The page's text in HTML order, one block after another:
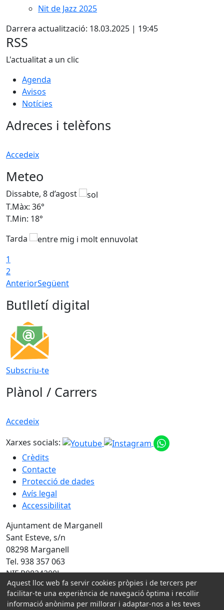
Nit de Jazz 2025
Darrera actualització: 18.03.2025 | 19:45
RSS
L'actualitat a un clic
Agenda
Avisos
Notícies
Adreces i telèfons
Accedeix
Meteo
Dissabte, 8 d’agost
T.Màx: 36°
T.Min: 18°
Tarda
1
2
AnteriorSegüent
Butlletí digital
Subscriu-te
Plànol / Carrers
Accedeix
Xarxes socials:
Crèdits
Contacte
Protecció de dades
Avís legal
Accessibilitat
Ajuntament de Marganell
Sant Esteve, s/n
08298 Marganell
Tel. 938 357 063
NIF P0824200J
Amb la col·laboració de:
Aquest lloc web fa servir cookies pròpies i de tercers per
facilitar-te una experiència de navegació òptima i recollir
informació anònima per millorar i adaptar-nos a les teves